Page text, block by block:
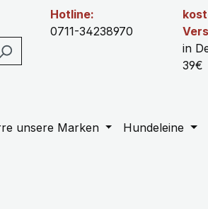
Hotline:
0711-34238970
in
39€
unsere Marken Hundeleine